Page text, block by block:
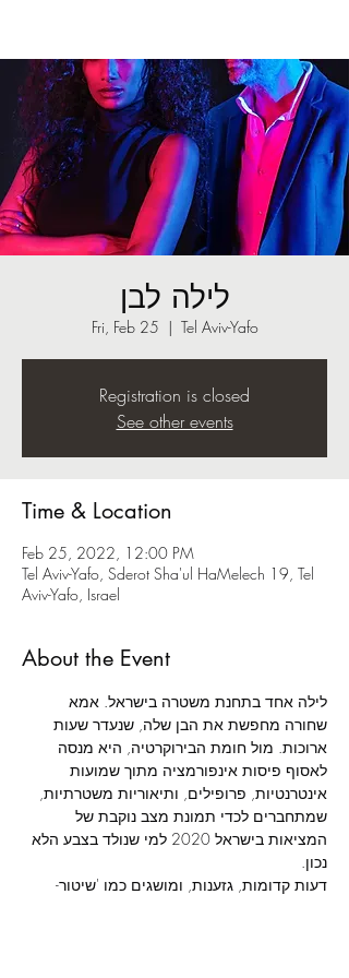
לילה לבן
Fri, Feb 25
  |
Tel Aviv-Yafo
Registration is closed
See other events
Time & Location
Feb 25, 2022, 12:00 PM
Tel Aviv-Yafo, Sderot Sha'ul HaMelech 19, Tel
Aviv-Yafo, Israel
About the Event
לילה אחד בתחנת משטרה בישראל. אמא
שחורה מחפשת את הבן שלה, שנעדר שעות
ארוכות. מול חומת הבירוקרטיה, היא מנסה
לאסוף פיסות אינפורמציה מתוך שמועות
אינטרנטיות, פרופילים, ותיאוריות משטרתיות,
שמתחברים לכדי תמונת מצב נוקבת של
המציאות בישראל 2020 למי שנולד בצבע הלא
דעות קדומות, גזענות, ומושגים כמו 'שיטור-